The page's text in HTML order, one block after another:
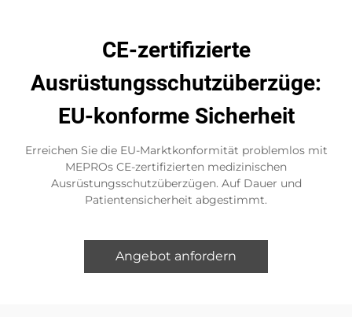
CE-zertifizierte
Ausrüstungsschutzüberzüge:
EU-konforme Sicherheit
Erreichen Sie die EU-Marktkonformität problemlos mit
MEPROs CE-zertifizierten medizinischen
Ausrüstungsschutzüberzügen. Auf Dauer und
Patientensicherheit abgestimmt.
Angebot anfordern